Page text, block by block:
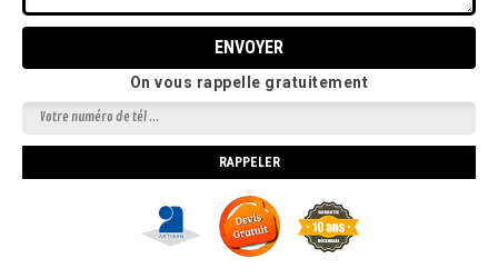
On vous rappelle gratuitement